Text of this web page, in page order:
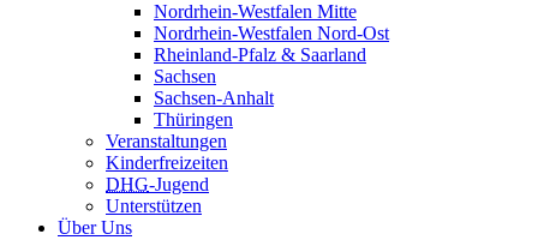
Nordrhein-Westfalen Mitte
Nordrhein-Westfalen Nord-Ost
Rheinland-Pfalz & Saarland
Sachsen
Sachsen-Anhalt
Thüringen
Veranstaltungen
Kinderfreizeiten
DHG-Jugend
Unterstützen
Über Uns